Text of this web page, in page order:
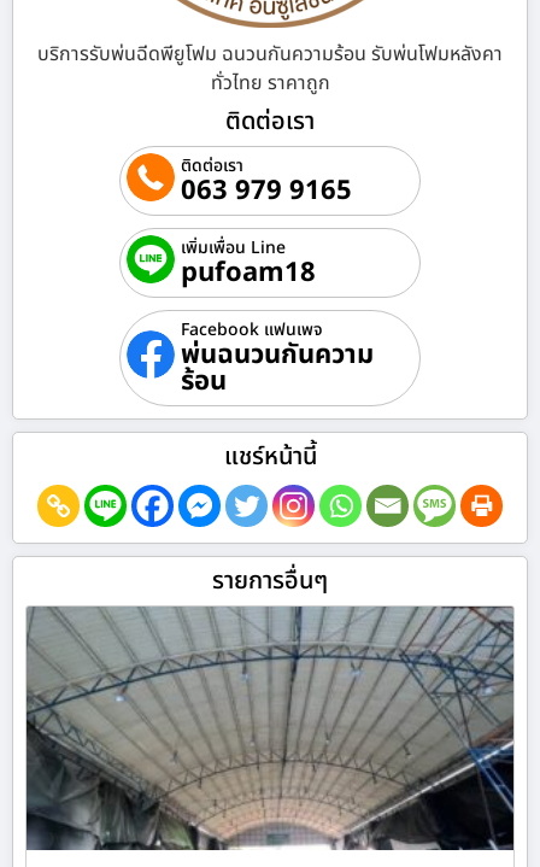
บริการรับพ่นฉีดพียูโฟม ฉนวนกันความร้อน รับพ่นโฟมหลังคา
ทั่วไทย ราคาถูก
ติดต่อเรา
ติดต่อเรา
063 979 9165
เพิ่มเพื่อน Line
pufoam18
Facebook แฟนเพจ
พ่นฉนวนกันความ
ร้อน
แชร์หน้านี้
รายการอื่นๆ